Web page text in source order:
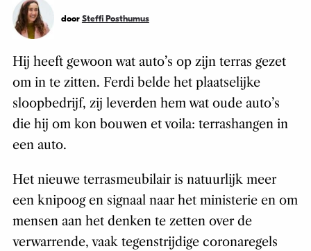
door Steffi Posthumus
Hij heeft gewoon wat auto’s op zijn terras gezet
om in te zitten. Ferdi belde het plaatselijke
sloopbedrijf, zij leverden hem wat oude auto’s
die hij om kon bouwen et voila: terrashangen in
een auto.
Het nieuwe terrasmeubilair is natuurlijk meer
een knipoog en signaal naar het ministerie en om
mensen aan het denken te zetten over de
verwarrende, vaak tegenstrijdige coronaregels